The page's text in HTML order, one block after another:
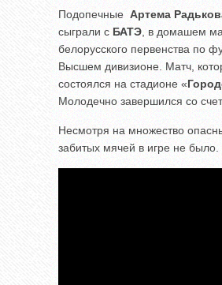
Подопечные Артема
сыграли с БАТЭ , в домашем
белорусского первенства по
Высшем дивизионе. Матч,
состоялся на стадионе «
Молодечно завершился со
Несмотря на множество
забитых мячей в игре не было.